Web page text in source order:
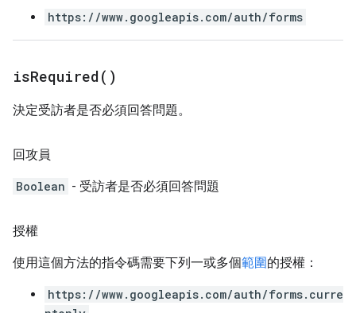
https://www.googleapis.com/auth/forms
isRequired( )
決定受訪者是否必須回答問題。
回攻員
Boolean - 受訪者是否必須回答問題
授權
使用這個方法的指令碼需要下列一或多個範圍的授權：
https://www.googleapis.com/auth/forms.curre